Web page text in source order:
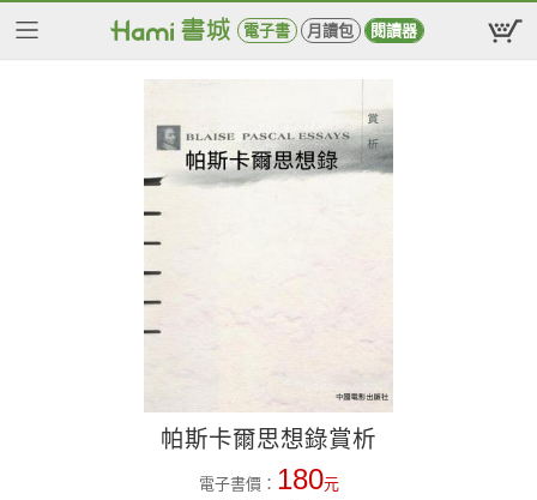
電子書 月讀包 閱讀器
帕斯卡爾思想錄賞析
電子書價： 180元